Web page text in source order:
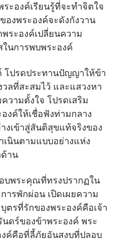
ระองค์เรียนรู้ที่จะทำจิตใจ
องพระองค์จะดังกังวาน
ระองค์เปลี่ยนความ
ในการพบพระองค์
โปรดประทานปัญญาให้ข้า
ลที่สะสมไว้ และแสวงหา
วามตั้งใจ โปรดเสริม
ค์ให้เชื่อฟังท่ามกลาง
งเข้าสู่สันติสุขแท้จริงของ
นินตามแบบอย่างแห่ง
าน
บพระคุณที่ทรงปรากฏใน
ารพักผ่อน เปิดเผยความ
ตรที่รักของพระองค์คือเจ้า
ดร์ของข้าพระองค์ พระ
ค์คือที่ลี้ภัยอันสงบที่ปลอบ